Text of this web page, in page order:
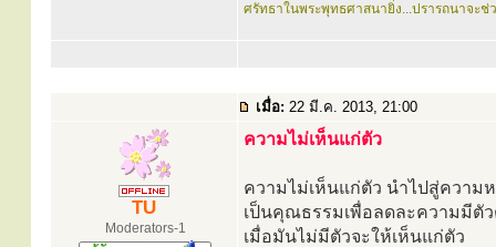
ศรัทธาในพระพุทธศาสนายิ่ง...ปรารถนาจะ
เมื่อ: 22 มี.ค. 2013, 21:00
TU
Moderators-1
ความไม่เห็นแก่ตัว
ความไม่เห็นแก่ตัว นำไปสู่ความ
เป็นคุณธรรมเพื่อลดละความมีตั
เมื่อมันไม่มีตัวจะให้เห็นแก่ตัว